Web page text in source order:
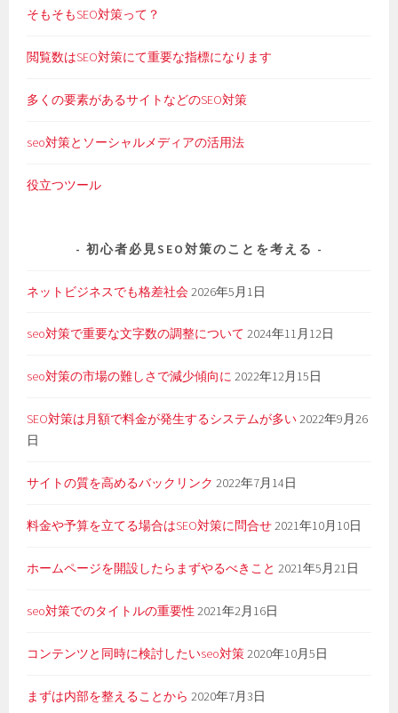
そもそもSEO対策って？
閲覧数はSEO対策にて重要な指標になります
多くの要素があるサイトなどのSEO対策
seo対策とソーシャルメディアの活用法
役立つツール
初心者必見SEO対策のことを考える
ネットビジネスでも格差社会2026年5月1日
seo対策で重要な文字数の調整について 2024年11月12日
seo対策の市場の難しさで減少傾向に 2022年12月15日
SEO対策は月額で料金が発生するシステムが多い2022年9月26
日
サイトの質を高めるバックリンク 2022年7月14日
料金や予算を立てる場合はSEO対策に問合せ2021年10月10日
ホームページを開設したらまずやるべきこと 2021年5月21日
seo対策でのタイトルの重要性 2021年2月16日
コンテンツと同時に検討したいseo対策2020年10月5日
まずは内部を整えることから 2020年7月3日